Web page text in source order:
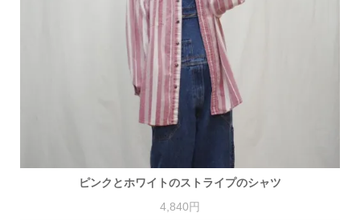
ピンクとホワイトのストライプのシャツ
4,840円